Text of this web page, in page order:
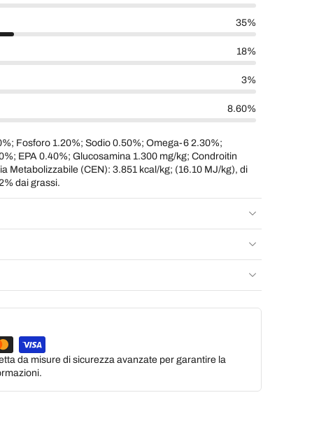
35%
18%
3%
8.60%
Fosforo 1.20%; Sodio 0.50%; Omega-6 2.30%;
EPA 0.40%; Glucosamina 1.300 mg/kg; Condroitin
Metabolizzabile (CEN): 3.851 kcal/kg; (16.10 MJ/kg), di
dai grassi.
da misure di sicurezza avanzate per garantire la